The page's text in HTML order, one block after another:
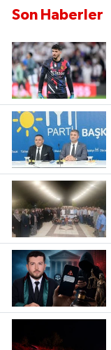
Son Haberler